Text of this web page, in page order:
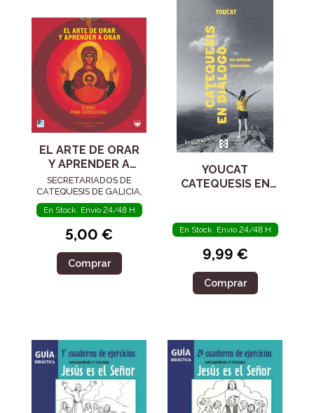
EL ARTE DE ORAR
Y APRENDER A
ORAR
SECRETARIADOS DE
CATEQUESIS DE GALICIA,
En Stock. Envío 24/48 H
5,00 €
Comprar
YOUCAT
CATEQUESIS EN
En Stock. Envío 24/48 H
9,99 €
Comprar